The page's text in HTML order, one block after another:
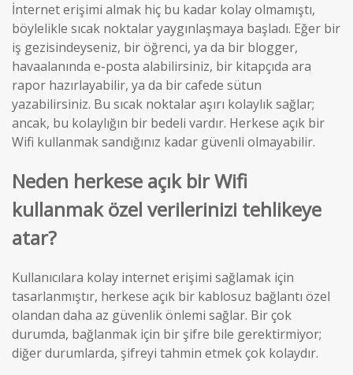
İnternet erişimi almak hiç bu kadar kolay olmamıştı,
böylelikle sıcak noktalar yaygınlaşmaya başladı. Eğer bir
iş gezisindeyseniz, bir öğrenci, ya da bir blogger,
havaalanında e-posta alabilirsiniz, bir kitapçıda ara
rapor hazırlayabilir, ya da bir cafede sütun
yazabilirsiniz. Bu sıcak noktalar aşırı kolaylık sağlar;
ancak, bu kolaylığın bir bedeli vardır. Herkese açık bir
Wifi kullanmak sandığınız kadar güvenli olmayabilir.
Neden herkese açık bir Wifi
kullanmak özel verilerinizi tehlikeye
atar?
Kullanıcılara kolay internet erişimi sağlamak için
tasarlanmıştır, herkese açık bir kablosuz bağlantı özel
olandan daha az güvenlik önlemi sağlar. Bir çok
durumda, bağlanmak için bir şifre bile gerektirmiyor;
diğer durumlarda, şifreyi tahmin etmek çok kolaydır.